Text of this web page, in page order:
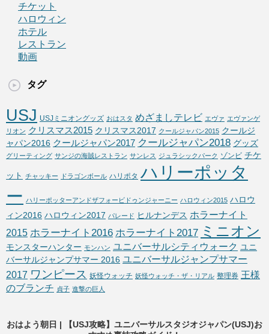
チケット
ハロウィン
ホテル
レストラン
動画
タグ
USJ USJミニオングッズ おはスタ めざましテレビ エヴァ エヴァンゲ
リオン クリスマス2015 クリスマス2017 クールジャパン2015 クールジ
ャパン2016 クールジャパン2017 クールジャパン2018 グッズ
グリーティング サンジの海賊レストラン サンレス ジュラシックパーク ゾンビ チケ
ット チャッキー ドラゴンボール ハリポタ ハリーポッタ
ー ハリーポッターアンドザフォービドゥンジャーニー ハロウィン2015 ハロウ
ィン2016 ハロウィン2017 パレード ヒルナンデス ホラーナイト
2015 ホラーナイト2016 ホラーナイト2017 ミニオン
モンスターハンター モンハン ユニバーサルシティウォーク ユニ
バーサルジャンプサマー 2016 ユニバーサルジャンプサマー
2017 ワンピース 妖怪ウォッチ 妖怪ウォッチ・ザ・リアル 整理券 王様
のブランチ 貞子 進撃の巨人
おはよう朝日 | 【USJ攻略】ユニバーサルスタジオジャパン(USJ)お